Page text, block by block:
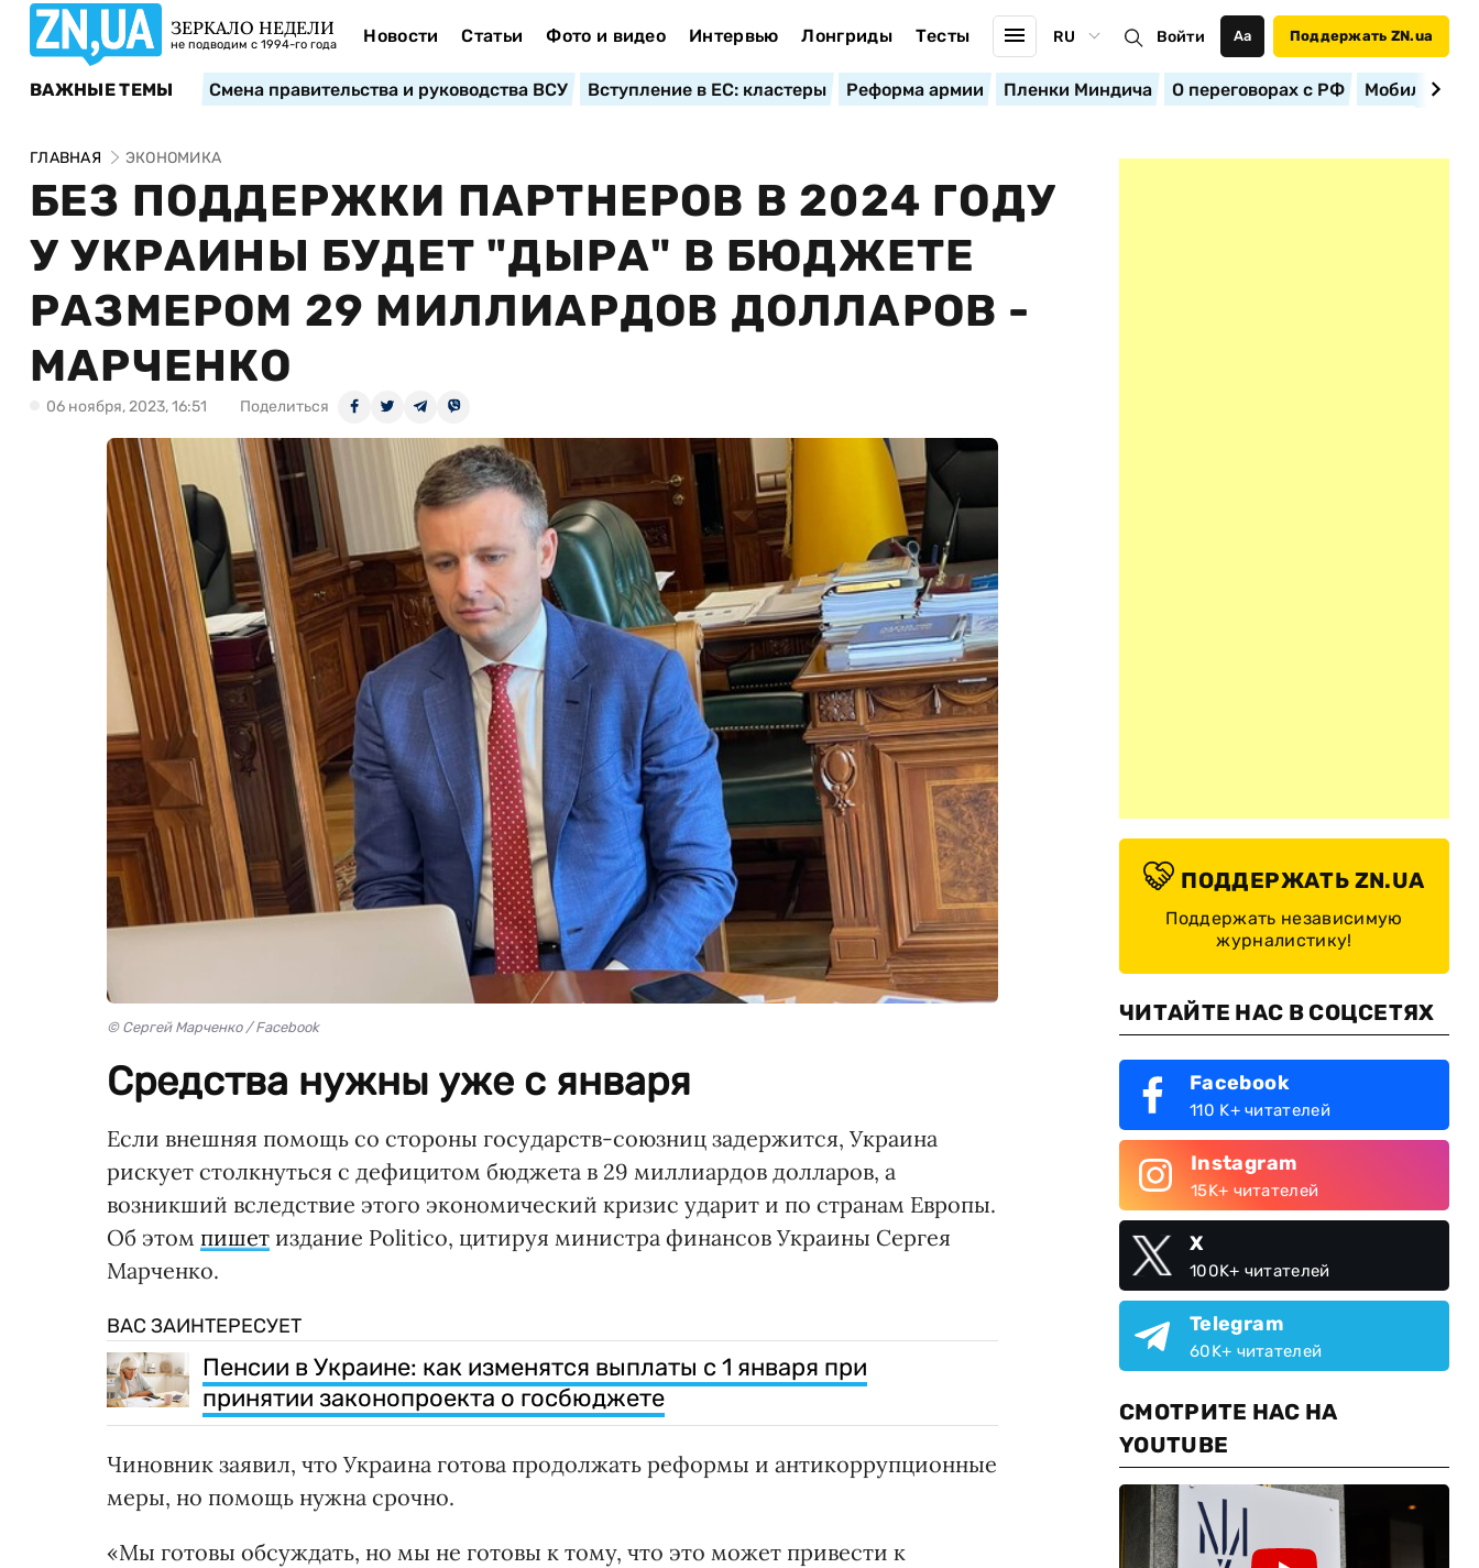
ЗЕРКАЛО НЕДЕЛИ
не подводим с 1994-го года Новости Статьи Фото и видео Интервью Лонгриды Тесты RU Войти Аа Поддержать ZN.ua
ВАЖНЫЕ ТЕМЫ Смена правительства и руководства ВСУ Вступление в ЕС: кластеры Реформа армии Пленки Миндича О переговорах с РФ
ГЛАВНАЯ ЭКОНОМИКА
БЕЗ ПОДДЕРЖКИ ПАРТНЕРОВ В 2024 ГОДУ
У УКРАИНЫ БУДЕТ "ДЫРА" В БЮДЖЕТЕ
РАЗМЕРОМ 29 МИЛЛИАРДОВ ДОЛЛАРОВ -
МАРЧЕНКО
06 ноября, 2023, 16:51 Поделиться
© Сергей Марченко / Facebook
Средства нужны уже с января
Если внешняя помощь со стороны государств-союзниц задержится, Украина
рискует столкнуться с дефицитом бюджета в 29 миллиардов долларов, а
возникший вследствие этого экономический кризис ударит и по странам Европы.
Об этом пишет издание Politico, цитируя министра финансов Украины Сергея
Марченко.
ВАС ЗАИНТЕРЕСУЕТ
Пенсии в Украине: как изменятся выплаты с 1 января при
принятии законопроекта о госбюджете
Чиновник заявил, что Украина готова продолжать реформы и антикоррупционные
меры, но помощь нужна срочно.
«Мы готовы обсуждать, но мы не готовы к тому, что это может привести к
ПОДДЕРЖАТЬ ZN.UA
Поддержать независимую
журналистику!
ЧИТАЙТЕ НАС В СОЦСЕТЯХ
Facebook
110 K+ читателей
Instagram
15K+ читателей
X
100K+ читателей
Telegram
60K+ читателей
СМОТРИТЕ НАС НА
YOUTUBE